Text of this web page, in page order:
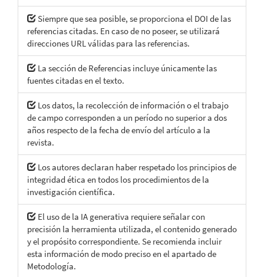
Siempre que sea posible, se proporciona el DOI de las
referencias citadas. En caso de no poseer, se utilizará
direcciones URL válidas para las referencias.
La sección de Referencias incluye únicamente las
fuentes citadas en el texto.
Los datos, la recolección de información o el trabajo
de campo corresponden a un período no superior a dos
años respecto de la fecha de envío del artículo a la
revista.
Los autores declaran haber respetado los principios de
integridad ética en todos los procedimientos de la
investigación científica.
El uso de la IA generativa requiere señalar con
precisión la herramienta utilizada, el contenido generado
y el propósito correspondiente. Se recomienda incluir
esta información de modo preciso en el apartado de
Metodología.